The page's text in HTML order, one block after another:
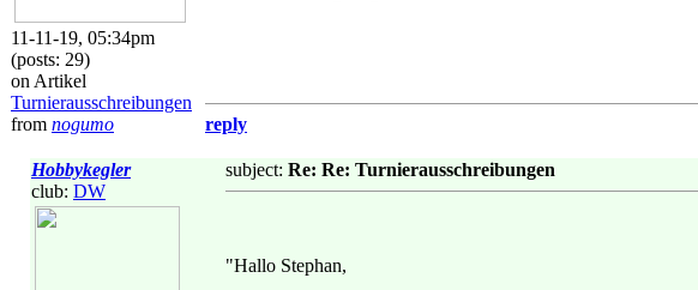
11-11-19, 05:34pm
(posts: 29)
on Artikel
Turnierausschreibungen
from nogumo reply
Hobbykegler
club: DW
subject: Re: Re: Turnierausschreibungen
"Hallo Stephan,